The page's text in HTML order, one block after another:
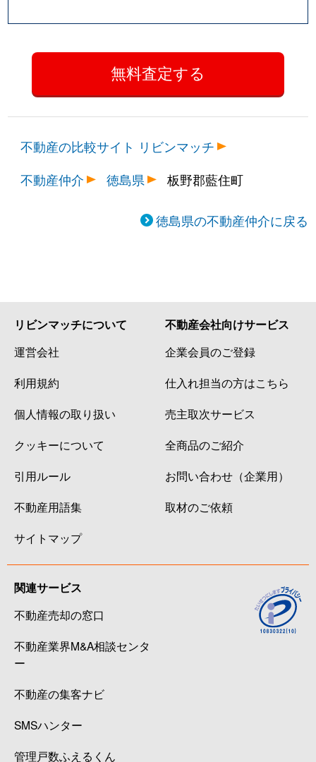
不動産の比較サイト リビンマッチ
不動産仲介
徳島県 板野郡藍住町
徳島県の不動産仲介に戻る
リビンマッチについて
運営会社
利用規約
個人情報の取り扱い
クッキーについて
引用ルール
不動産用語集
サイトマップ
不動産会社向けサービス
企業会員のご登録
仕入れ担当の方はこちら
売主取次サービス
全商品のご紹介
お問い合わせ（企業用）
取材のご依頼
関連サービス
不動産売却の窓口
不動産業界M&A相談センタ
ー
不動産の集客ナビ
SMSハンター
管理戸数ふえるくん